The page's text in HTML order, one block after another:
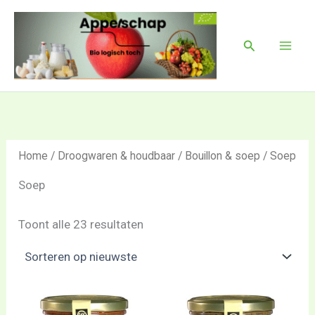
inhoud
Zoeken
Home / Droogwaren & houdbaar / Bouillon & soep / Soep
Soep
Toont alle 23 resultaten
op
nieuwste